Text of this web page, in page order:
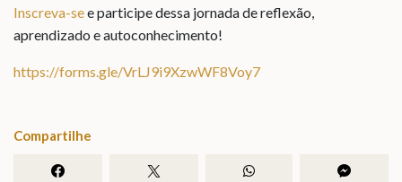
Inscreva-see participe dessa jornada de reflexão,
aprendizado e autoconhecimento!
https://forms.gle/VrLJ9i9XzwWF8Voy7
Compartilhe